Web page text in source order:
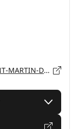
46 Route du Pays de Gosse, 40390 SAINT-MARTIN-DE-HINX